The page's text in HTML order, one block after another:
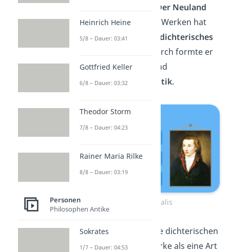
Der Neuland
Bestellende “. Mit seinen Werken hat
Novalis dann tatsächlich dichterisches
erkundet: Dadurch formte er
maßgeblich die Kunst- und
Kulturepoche der
Romantik.
Steckbrief Novalis
Novalis bezeichnete seine dichterischen
und philosophischen Werke als eine Art
Heinrich Heine
5/8 – Dauer: 03:41
Gottfried Keller
6/8 – Dauer: 03:32
Theodor Storm
7/8 – Dauer: 04:23
Rainer Maria Rilke
8/8 – Dauer: 03:19
Personen
Philosophen Antike
Sokrates
1/7 – Dauer: 04:53